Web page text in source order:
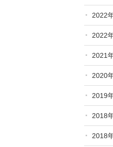
2022
2022
2021
2020
2019
2018
2018